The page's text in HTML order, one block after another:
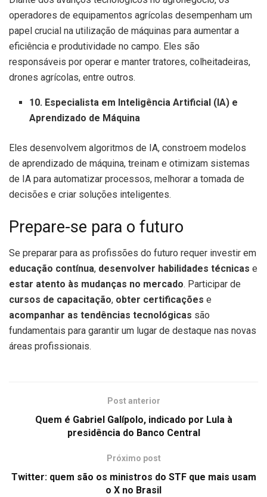
operadores de equipamentos agrícolas desempenham um
papel crucial na utilização de máquinas para aumentar a
eficiência e produtividade no campo. Eles são
responsáveis por operar e manter tratores, colheitadeiras,
drones agrícolas, entre outros.
10. Especialista em Inteligência Artificial (IA) e
Aprendizado de Máquina
Eles desenvolvem algoritmos de IA, constroem modelos
de aprendizado de máquina, treinam e otimizam sistemas
de IA para automatizar processos, melhorar a tomada de
decisões e criar soluções inteligentes.
Prepare-se para o futuro
Se preparar para as profissões do futuro requer investir em
educação contínua, desenvolver habilidades técnicas e
estar atento às mudanças no mercado. Participar de
cursos de capacitação, obter certificações e
acompanhar as tendências tecnológicas são
fundamentais para garantir um lugar de destaque nas novas
áreas profissionais.
Post anterior
Quem é Gabriel Galípolo, indicado por Lula à
presidência do Banco Central
Próximo post
Twitter: quem são os ministros do STF que mais usam
o X no Brasil